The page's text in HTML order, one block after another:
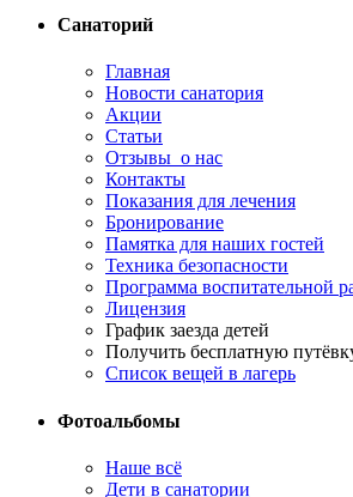
Санаторий
Главная
Новости санатория
Акции
Статьи
Отзывы о нас
Контакты
Показания для лечения
Бронирование
Памятка для наших гостей
Техника безопасности
Программа воспитательной
Лицензия
График заезда детей
Получить бесплатную
Список вещей в лагерь
Фотоальбомы
Наше всё
Дети в санатории